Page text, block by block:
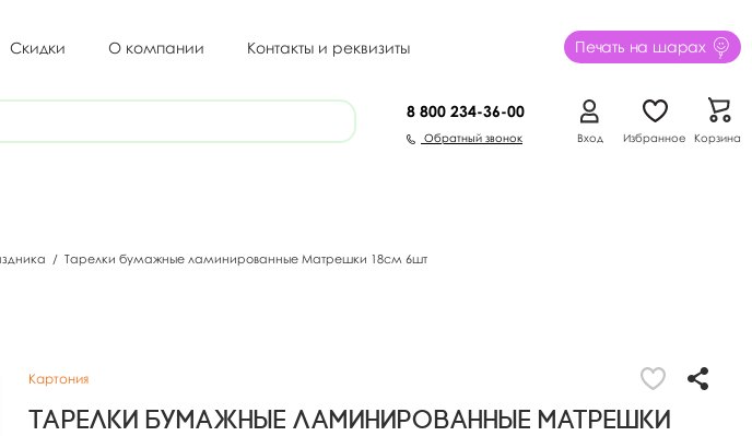
Скидки О компании Контакты и реквизиты Печать на шарах
8 800 234-36-00
Обратный звонок Вход Избранное Корзина
/ Тарелки бумажные ламинированные Матрешки 18см 6шт
Картония
Тарелки бумажные ламинированные Матрешки